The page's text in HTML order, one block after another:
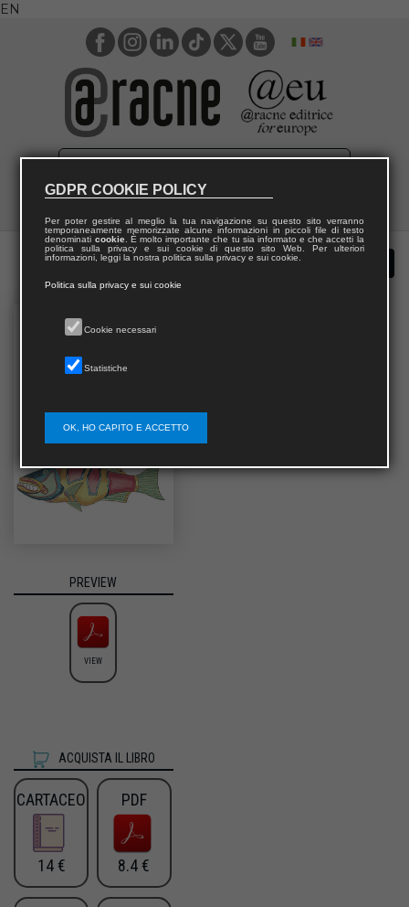
EN
PREVIEW
VIEW
ACQUISTA IL LIBRO
CARTACEO
14 €
PDF
8.4 €
GDPR COOKIE POLICY
Per poter gestire al meglio la tua navigazione su questo sito verranno
temporaneamente memorizzate alcune informazioni in piccoli file di testo
denominati cookie. È molto importante che tu sia informato e che accetti la
politica sulla privacy e sui cookie di questo sito Web. Per ulteriori
informazioni, leggi la nostra politica sulla privacy e sui cookie.
Politica sulla privacy e sui cookie
Cookie necessari
Statistiche
OK, HO CAPITO E ACCETTO